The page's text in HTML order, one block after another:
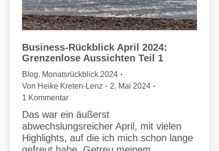
Business-Rückblick April 2024:
Grenzenlose Aussichten Teil 1
Blog, Monatsrückblick 2024
Von Heike Kreten-Lenz
2. Mai 2024
1 Kommentar
Das war ein äußerst
abwechslungsreicher April, mit vielen
Highlights, auf die ich mich schon lange